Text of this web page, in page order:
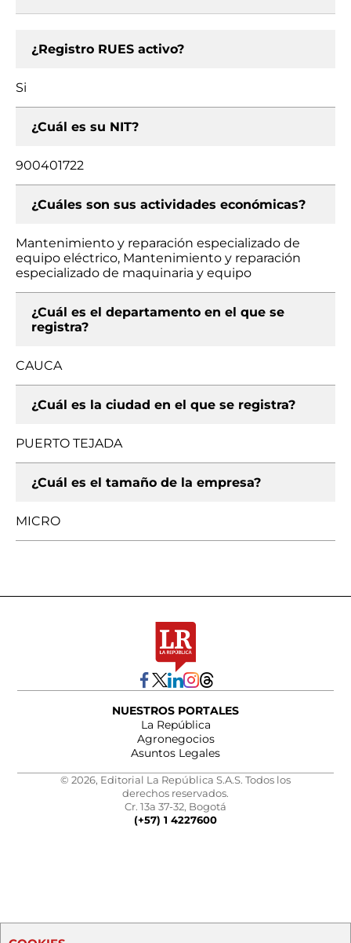
¿Registro RUES activo?
Si
¿Cuál es su NIT?
900401722
¿Cuáles son sus actividades económicas?
Mantenimiento y reparación especializado de
equipo eléctrico, Mantenimiento y reparación
especializado de maquinaria y equipo
¿Cuál es el departamento en el que se
registra?
CAUCA
¿Cuál es la ciudad en el que se registra?
PUERTO TEJADA
¿Cuál es el tamaño de la empresa?
MICRO
NUESTROS PORTALES
La República
Agronegocios
Asuntos Legales
© 2026, Editorial La República S.A.S. Todos los
derechos reservados.
Cr. 13a 37-32, Bogotá
(+57) 1 4227600